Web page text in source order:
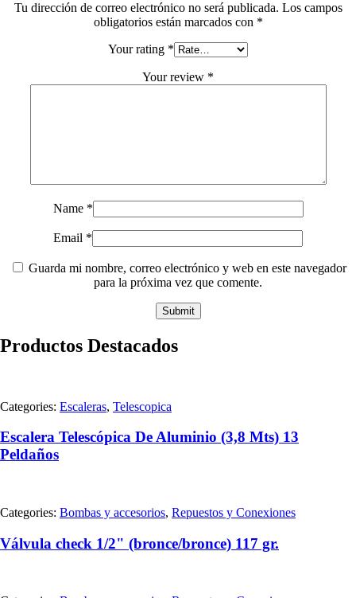
Tu dirección de correo electrónico no será publicada. Los campos
obligatorios están marcados con *
Your rating *
Your review *
Name *
Email *
Guarda mi nombre, correo electrónico y web en este navegador
para la próxima vez que comente.
Productos Destacados
Categories: Escaleras, Telescopica
Escalera Telescópica De Aluminio (3,8 Mts) 13
Peldaños
Categories: Bombas y accesorios, Repuestos y Conexiones
Válvula check 1/2" (bronce/bronce) 117 gr.